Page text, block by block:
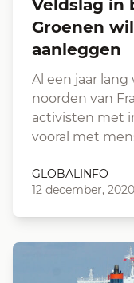
Veldslag in bos bij Frankfurt:
Groenen
aanleggen
Al een jaar
noorden van
activisten met
vooral met
GLOBALINFO
12 december, 2020